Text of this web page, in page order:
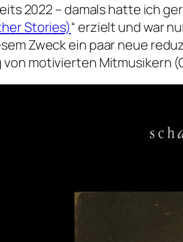
2022 – damals hatte ich
Stories)“ erzielt und war
Zweck ein paar neue
motivierten Mitmusikern